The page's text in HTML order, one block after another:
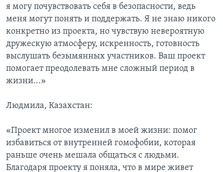
я могу почувствовать себя в безопасности, ведь
меня могут понять и поддержать. Я не знаю никого
конкретно из проекта, но чувствую невероятную
дружескую атмосферу, искренность, готовность
выслушать безымянных участников. Ваш проект
помогает преодолевать мне сложный период в
жизни...»
Людмила, Казахстан:
«Проект многое изменил в моей жизни: помог
избавиться от внутренней гомофобии, которая
раньше очень мешала общаться с людьми.
Благодаря проекту я поняла, что в мире живет